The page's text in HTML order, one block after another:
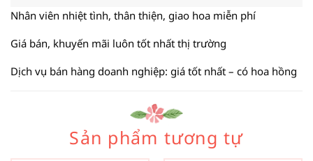
Nhân viên nhiệt tình, thân thiện, giao hoa miễn phí
Giá bán, khuyến mãi luôn tốt nhất thị trường
Dịch vụ bán hàng doanh nghiệp: giá tốt nhất – có hoa hồng
Sản phẩm tương tự